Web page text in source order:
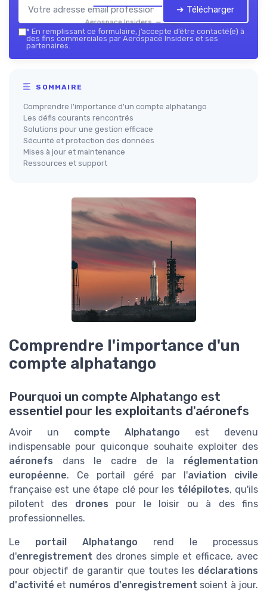
Aerospace Insiders — 2026
➔ Télécharger
* En remplissant ce formulaire, j’accepte d’être contacté(e) à
des fins commerciales par Aerospace Insiders et ses
partenaires.
SOMMAIRE
Comprendre l'importance d'un compte alphatango
Les défis courants rencontrés
Solutions pour une gestion efficace
Sécurité et protection des données
Mises à jour et maintenance
Ressources et support
Comprendre l'importance d'un
compte alphatango
Pourquoi un compte Alphatango est
essentiel pour les exploitants d'aéronefs
Avoir un compte Alphatango est devenu
indispensable pour quiconque souhaite exploiter des
aéronefs dans le cadre de la réglementation
européenne. Ce portail géré par l'aviation civile
française est une étape clé pour les télépilotes, qu'ils
pilotent des drones pour le loisir ou à des fins
professionnelles.
Le portail Alphatango rend le processus
d'enregistrement des drones simple et efficace, avec
pour objectif de garantir que toutes les déclarations
d'activité et numéros d'enregistrement soient à jour.